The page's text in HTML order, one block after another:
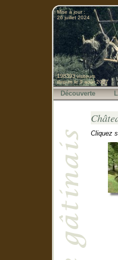
Mise à jour :
26 juillet 2024
198393visiteurs
depuis le 9 août 2007
Découverte
Cliquez